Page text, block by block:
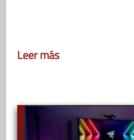
Leer más